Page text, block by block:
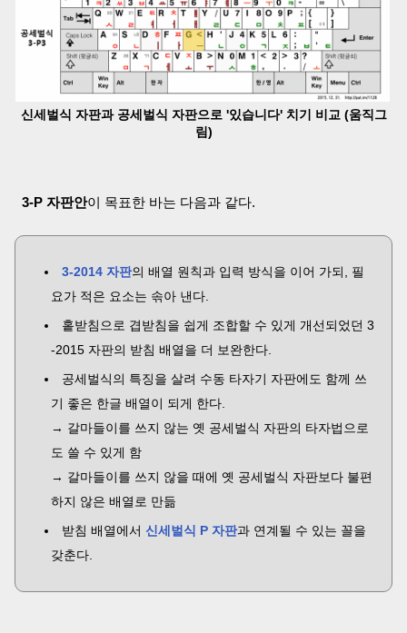
신세벌식 자판과 공세벌식 자판으로 '있습니다' 치기 비교 (움직그
림)
3-P 자판안이 목표한 바는 다음과 같다.
3-2014 자판의 배열 원칙과 입력 방식을 이어 가되, 필
요가 적은 요소는 솎아 낸다.
홑받침으로 겹받침을 쉽게 조합할 수 있게 개선되었던 3
-2015 자판의 받침 배열을 더 보완한다.
공세벌식의 특징을 살려 수동 타자기 자판에도 함께 쓰
기 좋은 한글 배열이 되게 한다.
→ 갈마들이를 쓰지 않는 옛 공세벌식 자판의 타자법으로
도 쓸 수 있게 함
→ 갈마들이를 쓰지 않을 때에 옛 공세벌식 자판보다 불편
하지 않은 배열로 만듦
받침 배열에서 신세벌식 P 자판과 연계될 수 있는 꼴을
갖춘다.